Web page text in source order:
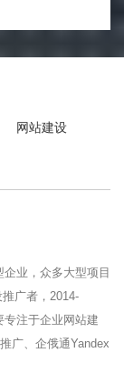
网站建设
业，众多大型项目
广者，2014-
注于企业网站建
广、企俄通Yandex